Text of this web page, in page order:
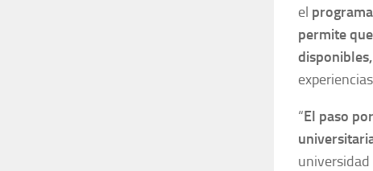
el
permite
“El paso
universidad